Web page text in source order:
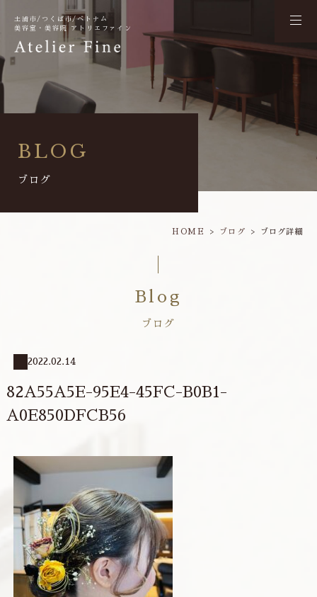
土浦市/つくば市/ベトナム
美容室・美容院 アトリエファイン
BLOG
ブログ
HOME ブログ ブログ詳細
Blog
ブログ
2022.02.14
82A55A5E-95E4-45FC-B0B1-
A0E850DFCB56